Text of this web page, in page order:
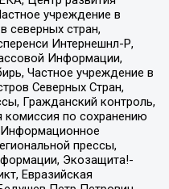
учреждение в
северных стран,
Интернешнл-Р,
Информации,
Частное учреждение в
Северных Стран,
Гражданский контроль,
комиссия по сохранению
прессы,
Экозащита!-
Евразийская